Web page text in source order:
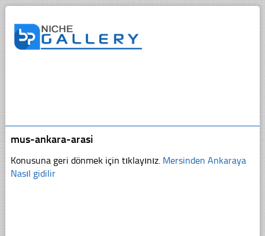
mus-ankara-arasi
Konusuna geri dönmek için tıklayınız. Mersinden Ankaraya
Nasıl gidilir